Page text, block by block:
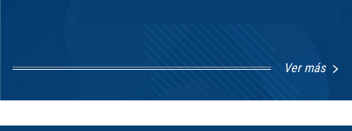
Ver más
1
8